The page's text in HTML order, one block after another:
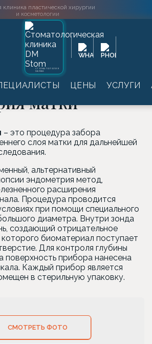
клиника пластической хирургии
и косметологии
СТОМАТОЛОГИЯ
DAMAS
ЦЕНЫ УСЛУГИ
Гинекология
Пайпель биопсия
матки
– это процедура забора
слоя матки для дальнейшей
альтернативный
эндометрия метод,
расширения
Процедура проводится
при помощи специального
диаметра. Внутри зонда
создающий отрицательное
которого биоматериал поступает
Для контроля глубины
поверхность прибора нанесена
Каждый прибор является
в стерильную упаковку.
СМОТРЕТЬ ФОТО